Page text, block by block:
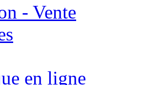
- Vente
en ligne